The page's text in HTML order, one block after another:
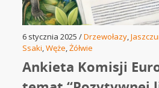
6 stycznia 2025 /Drzewołazy,
Ssaki,Węże,Żółwie
Ankieta Komisji